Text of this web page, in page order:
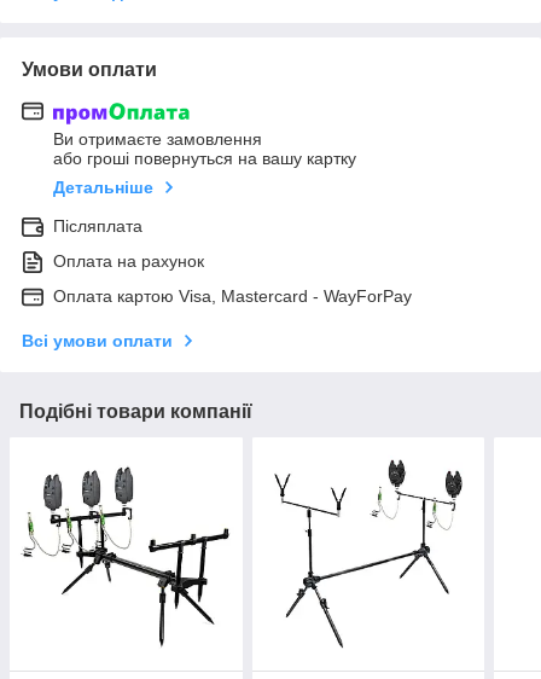
Умови оплати
Ви отримаєте замовлення
або гроші повернуться на вашу картку
Детальніше
Післяплата
Оплата на рахунок
Оплата картою Visa, Mastercard - WayForPay
Всі умови оплати
Подібні товари компанії